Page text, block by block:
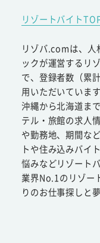
リゾートバイト
リゾバ.comは、人
ックが運営するリ
で、登録者数（累
用いただいています
沖縄から北海道ま
テル・旅館の求人
や勤務地、期間な
トや住み込みバイ
悩みなどリゾート
業界No.1のリゾー
りのお仕事探しと